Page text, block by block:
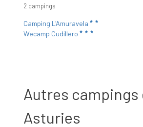
2 campings
Camping L'Amuravela
Wecamp Cudillero
Autres campings
Asturies